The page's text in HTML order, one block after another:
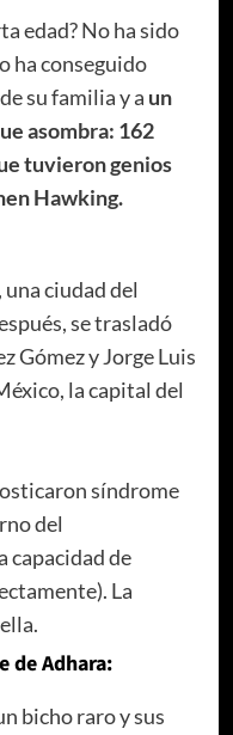
edad? No ha sido
ha conseguido
su familia y a un
asombra: 162
tuvieron genios
Hawking.
ciudad del
se trasladó
Gómez y Jorge Luis
la capital del
síndrome
del
capacidad de
La
de Adhara:
bicho raro y sus